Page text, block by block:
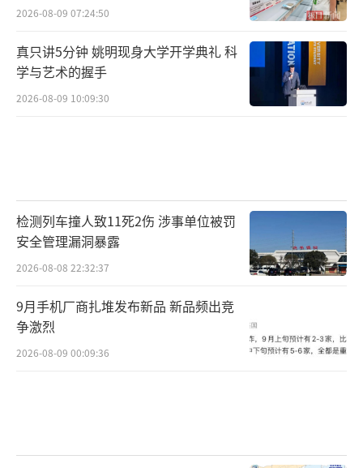
2026-08-09 07:24:50
真只讲5分钟 姚明现身大学开学典礼 科
学与艺术的握手
2026-08-09 10:09:30
检测列车撞人致11死2伤 涉事单位被罚
安全管理漏洞暴露
2026-08-08 22:32:37
9月手机厂商扎堆发布新品 新品频出竞
争激烈
2026-08-09 00:09:36